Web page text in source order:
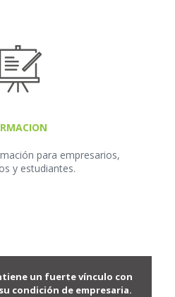
para empresarios,
y estudiantes.
un fuerte vínculo con
condición de empresaria.